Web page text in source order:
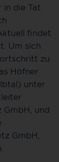
die Tat
findet
Um sich
zu
Höfner
unter
und
GmbH,